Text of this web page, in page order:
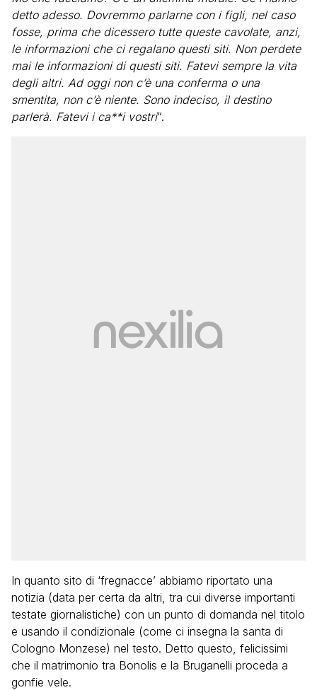
detto adesso. Dovremmo parlarne con i figli, nel caso
fosse, prima che dicessero tutte queste cavolate, anzi,
le informazioni che ci regalano questi siti. Non perdete
mai le informazioni di questi siti. Fatevi sempre la vita
degli altri. Ad oggi non c’è una conferma o una
smentita, non c’è niente. Sono indeciso, il destino
parlerà. Fatevi i ca**i vostri“.
In quanto sito di ‘fregnacce’ abbiamo riportato una
notizia (data per certa da altri, tra cui diverse importanti
testate giornalistiche) con un punto di domanda nel titolo
e usando il condizionale (come ci insegna la santa di
Cologno Monzese) nel testo. Detto questo, felicissimi
che il matrimonio tra Bonolis e la Bruganelli proceda a
gonfie vele.